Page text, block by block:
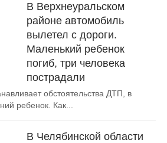
В Верхнеуральском
районе автомобиль
вылетел с дороги.
Маленький ребенок
погиб, три человека
пострадали
обстоятельства ДТП, в
ребенок. Как...
В Челябинской области